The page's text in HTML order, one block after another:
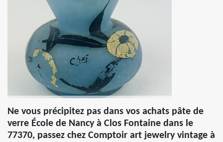
Ne vous précipitez pas dans vos achats pâte de
verre École de Nancy à Clos Fontaine dans le
77370, passez chez Comptoir art jewelry vintage à